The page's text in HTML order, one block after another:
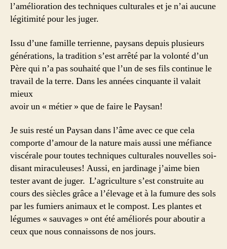
l’amélioration des techniques culturales et je n’ai aucune
légitimité pour les juger.
Issu d’une famille terrienne, paysans depuis plusieurs
générations, la tradition s’est arrêté par la volonté d’un
Père qui n’a pas souhaité que l’un de ses fils continue le
travail de la terre. Dans les années cinquante il valait
mieux
avoir un « métier » que de faire le Paysan!
Je suis resté un Paysan dans l’âme avec ce que cela
comporte d’amour de la nature mais aussi une méfiance
viscérale pour toutes techniques culturales nouvelles soi-
disant miraculeuses! Aussi, en jardinage j’aime bien
tester avant de juger. L’agriculture s’est construite au
cours des siècles grâce a l’élevage et à la fumure des sols
par les fumiers animaux et le compost. Les plantes et
légumes « sauvages » ont été améliorés pour aboutir a
ceux que nous connaissons de nos jours.